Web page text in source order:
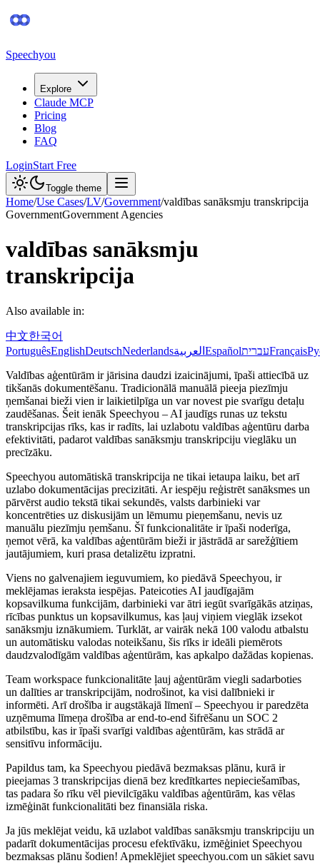
Speechyou
Explore
Claude MCP
Pricing
Blog
FAQ
LoginStart Free
Toggle theme
Home/Use Cases/LV/Government/valdības sanāksmju transkripcija
GovernmentGovernment Agencies
valdības sanāksmju
transkripcija
Also available in:
中文한국어
PortuguêsEnglishDeutschNederlandsالعربية EspañolעבריתFrançais
Valdības aģentūrām ir jārisina daudzi izaicinājumi, īpaši attiecībā uz
tikšanās dokumentēšanu. Tradicionālā manuālā pieeja piezīmju
ņemšanai bieži vien ir laikietilpīga un var novest pie svarīgu detaļu
zaudēšanas. Šeit ienāk Speechyou – AI jaudīgs runas uz tekstu
transkripcijas rīks, kas ir radīts, lai uzlabotu valdības aģentūru darba
efektivitāti, padarot valdības sanāksmju transkripciju vieglāku un
precīzāku.
Speechyou automātiskā transkripcija ne tikai ietaupa laiku, bet arī
uzlabo dokumentācijas precizitāti. Ar iespēju reģistrēt sanāksmes un
pārvērst audio tekstā tikai sekundēs, valsts darbinieki var
koncentrēties uz diskusijām un lēmumu pieņemšanu, nevis uz
manuālu piezīmju ņemšanu. Šī funkcionalitāte ir īpaši noderīga,
ņemot vērā, ka valdības aģentūrām bieži ir jāstrādā ar sarežģītiem
jautājumiem, kuri prasa detalizētu izpratni.
Viens no galvenajiem ieguvumiem, ko piedāvā Speechyou, ir
meklējamas ieraksta iespējas. Pateicoties AI jaudīgajām
kopsavilkuma funkcijām, darbinieki var ātri iegūt svarīgākās atziņas,
rīcības punktus un kopsavilkumus, kas ļauj viņiem vieglāk izsekot
sanāksmju iznākumiem. Turklāt, ar vairāk nekā 100 valodu atbalstu
un automātisku valodas noteikšanu, šis rīks ir ideāli piemērots
daudzvalodīgām valdības aģentūrām, kas apkalpo dažādas kopienas.
Team workspace funkcionalitāte ļauj aģentūrām viegli sadarboties
un dalīties ar transkripcijām, nodrošinot, ka visi dalībnieki ir
informēti. Arī drošība ir augstākajā līmenī – Speechyou ir paredzēta
uzņēmuma līmeņa drošība ar end-to-end šifrēšanu un SOC 2
atbilstību, kas ir īpaši svarīgi valdības aģentūrām, kas strādā ar
sensitīvu informāciju.
Papildus tam, ka Speechyou piedāvā bezmaksas plānu, kurā ir
pieejamas 3 transkripcijas dienā bez kredītkartes nepieciešamības,
tas padara šo rīku vēl pievilcīgāku valdības aģentūrām, kas vēlas
izmēģināt funkcionalitāti bez finansiāla riska.
Ja jūs meklējat veidu, kā uzlabot valdības sanāksmju transkripciju un
padarīt dokumentācijas procesu efektīvāku, izmēģiniet Speechyou
bezmaksas plānu šodien! Apmeklējiet speechyou.com un sākiet savu